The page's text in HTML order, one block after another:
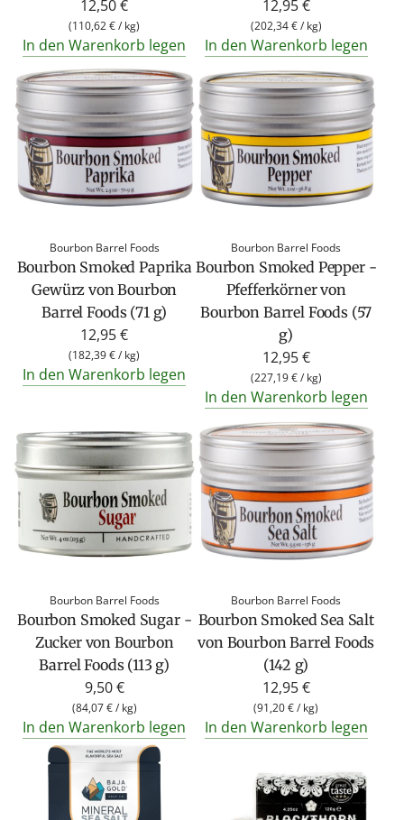
12,50 €
(110,62 €/ kg)
In den Warenkorb legen
12,95 €
(202,34 €/ kg)
In den Warenkorb legen
Bourbon Barrel Foods
Bourbon Smoked Paprika
Gewürz von Bourbon
Barrel Foods (71 g)
12,95 €
(182,39 €/ kg)
In den Warenkorb legen
Bourbon Barrel Foods
Bourbon Smoked Pepper -
Pfefferkörner von
Bourbon Barrel Foods (57
g)
12,95 €
(227,19 €/ kg)
In den Warenkorb legen
Bourbon Barrel Foods
Bourbon Smoked Sugar -
Zucker von Bourbon
Barrel Foods (113 g)
9,50 €
(84,07 €/ kg)
In den Warenkorb legen
Bourbon Barrel Foods
Bourbon Smoked Sea Salt
von Bourbon Barrel Foods
(142 g)
12,95 €
(91,20 €/ kg)
In den Warenkorb legen